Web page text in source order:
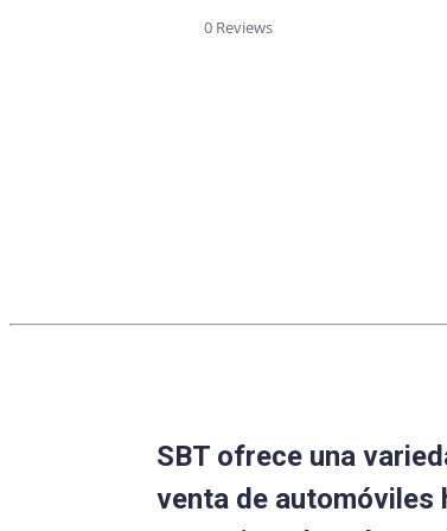
0 Reviews
SBT ofrece una
venta de automóviles